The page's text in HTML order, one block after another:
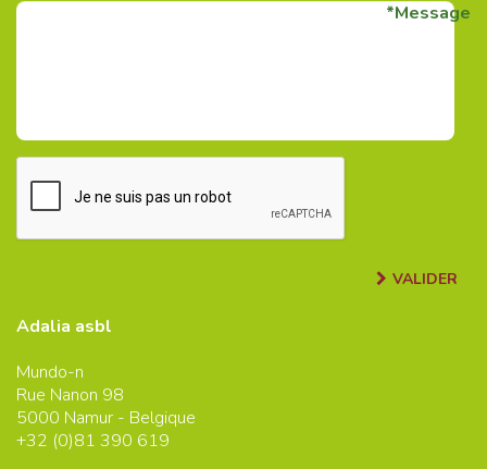
Message
VALIDER
Adalia asbl
Mundo-n
Rue Nanon 98
5000 Namur - Belgique
+32 (0)81 390 619